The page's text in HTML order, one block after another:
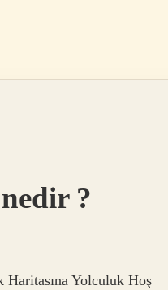
?
Haritasına Yolculuk Hoş